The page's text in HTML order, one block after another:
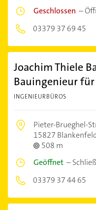
Geschlossen –
03379 37 69 45
Joachim Thiele
Bauingenieur
INGENIEURBÜROS
Pieter-Brueghel-
15827
508 m
Geöffnet –
03379 37 44 65